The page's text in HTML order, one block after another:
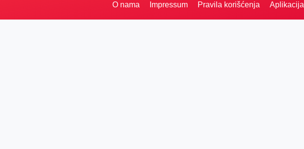
O nama Impressum Pravila korišćenja Aplikacija